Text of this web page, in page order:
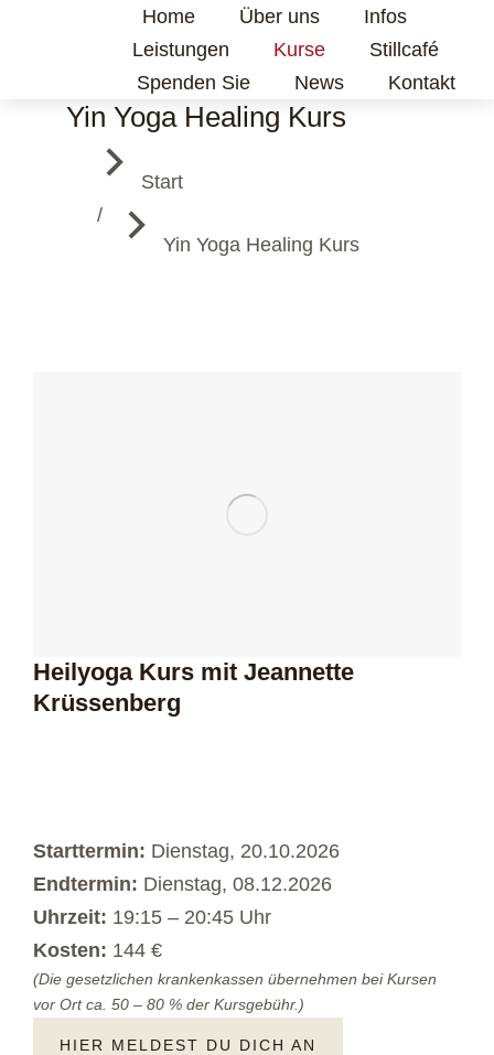
Home Über uns
Infos
Leistungen
Kurse
Stillcafé
Spenden Sie
News Kontakt
Yin Yoga Healing Kurs
Sie befinden sich hier:
Start
Yin Yoga Healing Kurs
Heilyoga Kurs mit Jeannette
Krüssenberg
Starttermin: Dienstag, 20.10.2026
Endtermin: Dienstag, 08.12.2026
Uhrzeit: 19:15 – 20:45 Uhr
Kosten: 144 €
(Die gesetzlichen krankenkassen übernehmen bei Kursen
vor Ort ca. 50 – 80 % der Kursgebühr.)
HIER MELDEST DU DICH AN